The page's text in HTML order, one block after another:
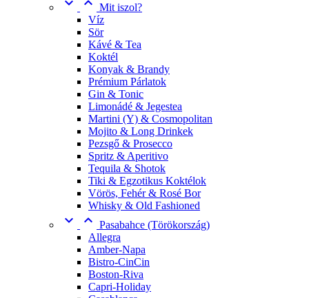
Mit iszol?
Víz
Sör
Kávé & Tea
Koktél
Konyak & Brandy
Prémium Párlatok
Gin & Tonic
Limonádé & Jegestea
Martini (Y) & Cosmopolitan
Mojito & Long Drinkek
Pezsgő & Prosecco
Spritz & Aperitivo
Tequila & Shotok
Tiki & Egzotikus Koktélok
Vörös, Fehér & Rosé Bor
Whisky & Old Fashioned
  Pasabahce (Törökország)
Allegra
Amber-Napa
Bistro-CinCin
Boston-Riva
Capri-Holiday